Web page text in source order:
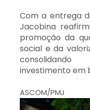
Com a entrega
Jacobina
promoção da
social e da
investimento em
ASCOM/PMJ